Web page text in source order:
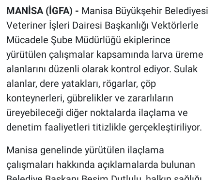
MANİSA (İGFA) - Manisa Büyükşehir Belediyesi
Veteriner İşleri Dairesi Başkanlığı Vektörlerle
Mücadele Şube Müdürlüğü ekiplerince
yürütülen çalışmalar kapsamında larva üreme
alanlarını düzenli olarak kontrol ediyor. Sulak
alanlar, dere yatakları, rögarlar, çöp
konteynerleri, gübrelikler ve zararlıların
üreyebileceği diğer noktalarda ilaçlama ve
denetim faaliyetleri titizlikle gerçekleştiriliyor.
Manisa genelinde yürütülen ilaçlama
çalışmaları hakkında açıklamalarda bulunan